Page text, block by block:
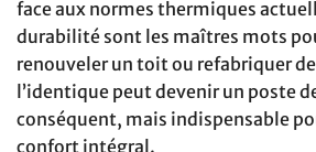
face aux normes thermiques
durabilité sont les maîtres mots
renouveler un toit ou refabriquer
l’identique peut devenir un poste
conséquent, mais indispensable
confort intégral.